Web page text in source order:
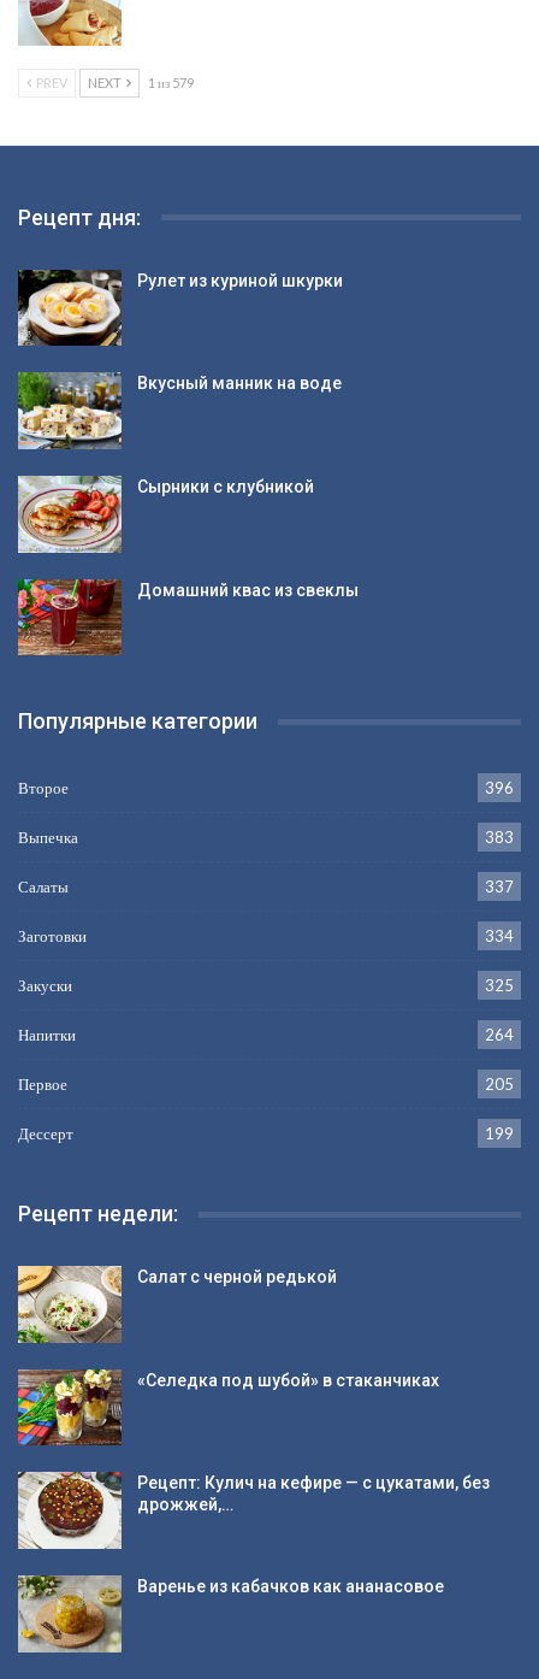
PREV NEXT 1 из 579
Рецепт дня:
Рулет из куриной шкурки
Вкусный манник на воде
Сырники с клубникой
Домашний квас из свеклы
Популярные категории
Второе 396
Выпечка 383
Салаты 337
Заготовки 334
Закуски 325
Напитки 264
Первое 205
Дессерт 199
Рецепт недели:
Салат с черной редькой
«Селедка под шубой» в стаканчиках
Рецепт: Кулич на кефире — с цукатами, без
дрожжей,…
Варенье из кабачков как ананасовое